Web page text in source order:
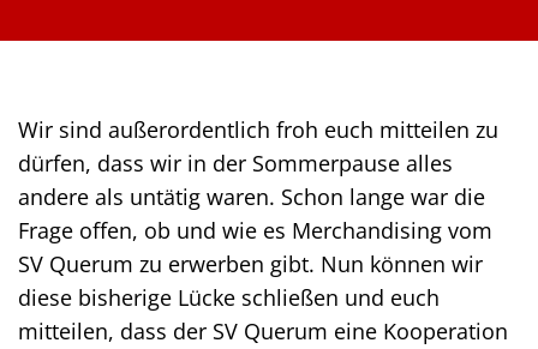
Wir sind außerordentlich froh euch mitteilen zu
dürfen, dass wir in der Sommerpause alles
andere als untätig waren. Schon lange war die
Frage offen, ob und wie es Merchandising vom
SV Querum zu erwerben gibt. Nun können wir
diese bisherige Lücke schließen und euch
mitteilen, dass der SV Querum eine Kooperation